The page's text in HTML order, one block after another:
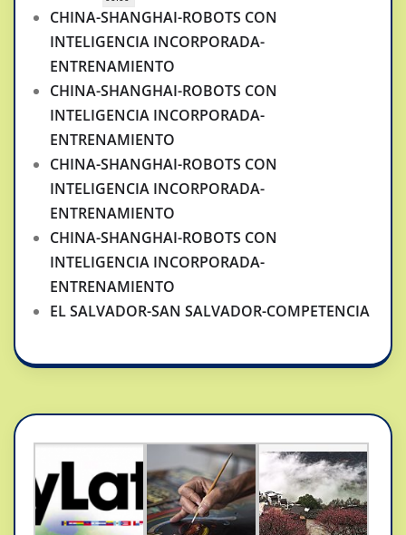
CHINA-SHANGHAI-ROBOTS CON
INTELIGENCIA INCORPORADA-
ENTRENAMIENTO
CHINA-SHANGHAI-ROBOTS CON
INTELIGENCIA INCORPORADA-
ENTRENAMIENTO
CHINA-SHANGHAI-ROBOTS CON
INTELIGENCIA INCORPORADA-
ENTRENAMIENTO
CHINA-SHANGHAI-ROBOTS CON
INTELIGENCIA INCORPORADA-
ENTRENAMIENTO
EL SALVADOR-SAN SALVADOR-COMPETENCIA